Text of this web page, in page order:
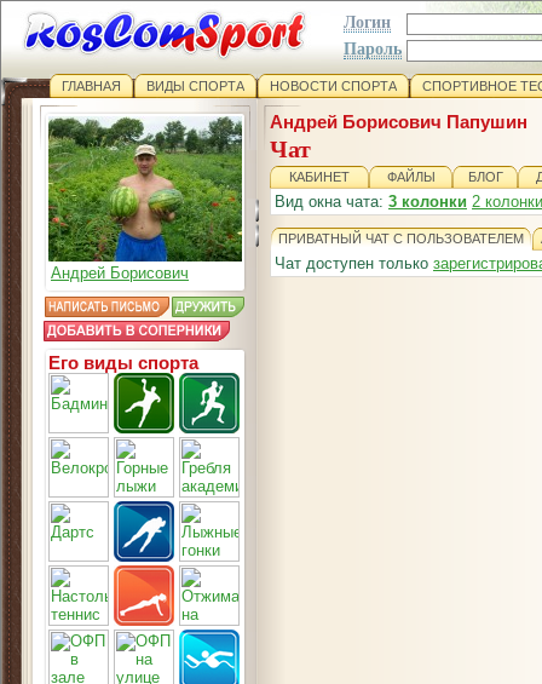
Логин
Пароль
ГЛАВНАЯ ВИДЫ СПОРТА НОВОСТИ СПОРТА СПОРТИВНОЕ
Андрей Борисович
Его виды спорта
Андрей Борисович Папушин
Чат
КАБИНЕТ ФАЙЛЫ БЛОГ
Вид окна чата: 3 колонки 2 колонки
ПРИВАТНЫЙ ЧАТ С ПОЛЬЗОВАТЕЛЕМ
Чат доступен только